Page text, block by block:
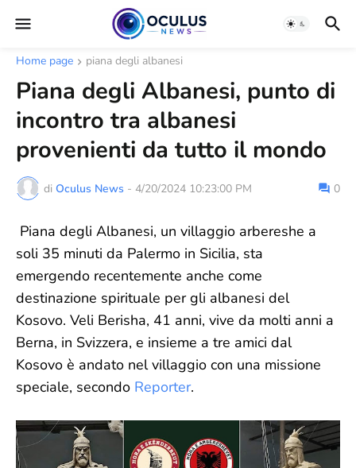
Home page piana degli albanesi
Piana degli Albanesi, punto di
incontro tra albanesi
provenienti da tutto il mondo
di Oculus News - 4/20/2024 10:23:00 PM 0
Piana degli Albanesi, un villaggio arbereshe a
soli 35 minuti da Palermo in Sicilia, sta
emergendo recentemente anche come
destinazione spirituale per gli albanesi del
Kosovo. Veli Berisha, 41 anni, vive da molti anni a
Berna, in Svizzera, e insieme a tre amici dal
Kosovo è andato nel villaggio con una missione
speciale, secondo Reporter.